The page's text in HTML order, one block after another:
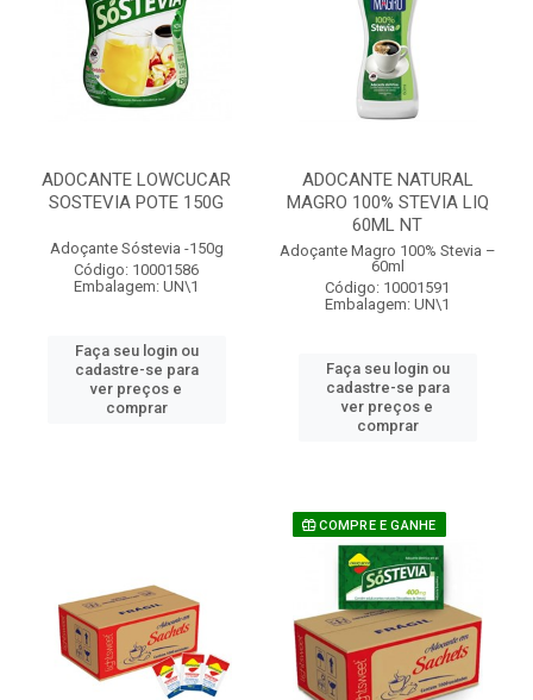
ADOCANTE LOWCUCAR
SOSTEVIA POTE 150G
Adoçante Sóstevia -150g
Código: 10001586
Embalagem: UN\1
Faça seu login ou
cadastre-se para
ver preços e
comprar
ADOCANTE NATURAL
MAGRO 100% STEVIA LIQ
60ML NT
Adoçante Magro 100% Stevia –
60ml
Código: 10001591
Embalagem: UN\1
Faça seu login ou
cadastre-se para
ver preços e
comprar
COMPRE E GANHE